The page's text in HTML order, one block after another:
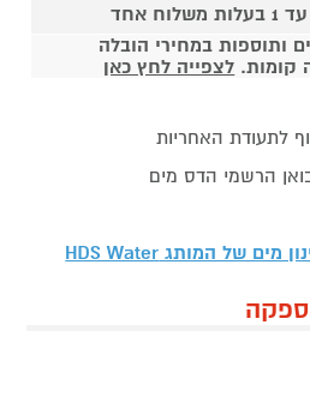
אחד
ותוספות במחירי הובלה
קומות. לצפייה לחץ כאן
לתעודת האחריות
הרשמי הדס מים
מים של המותג HDS Water